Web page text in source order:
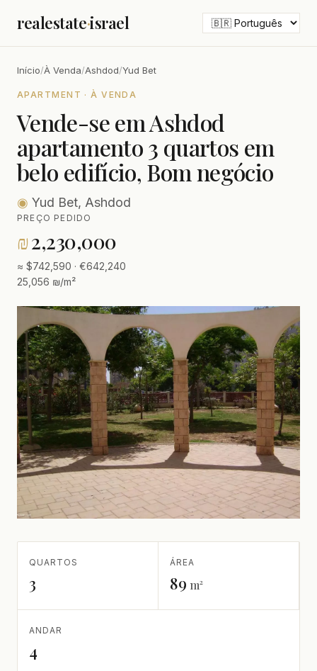
realestate·israel
Início/À Venda/Ashdod/Yud Bet
APARTMENT · À VENDA
Vende-se em Ashdod
apartamento 3 quartos em
belo edifício, Bom negócio
◉ Yud Bet, Ashdod
PREÇO PEDIDO
₪2,230,000
≈ $742,590 · €642,240
25,056 ₪/m²
QUARTOS
3
ÁREA
89 m²
ANDAR
4